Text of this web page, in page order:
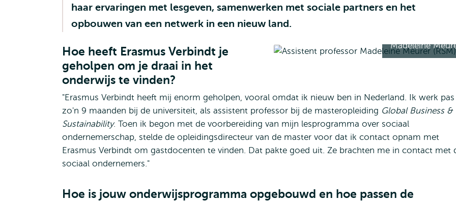
haar ervaringen met lesgeven, samenwerken met sociale partners en het
opbouwen van een netwerk in een nieuw land.
Madeleine
Hoe heeft Erasmus Verbindt je
geholpen om je draai in het
onderwijs te vinden?
"Erasmus Verbindt heeft mij enorm geholpen, vooral omdat ik nieuw ben in Nederland. Ik werk pas
zo'n 9 maanden bij de universiteit, als assistent professor bij de masteropleiding Global Business &
Sustainability. Toen ik begon met de voorbereiding van mijn lesprogramma over sociaal
ondernemerschap, stelde de opleidingsdirecteur van de master voor dat ik contact opnam met
Erasmus Verbindt om gastdocenten te vinden. Dat pakte goed uit. Ze brachten me in contact met
sociaal ondernemers."
Hoe is jouw onderwijsprogramma opgebouwd en hoe passen de